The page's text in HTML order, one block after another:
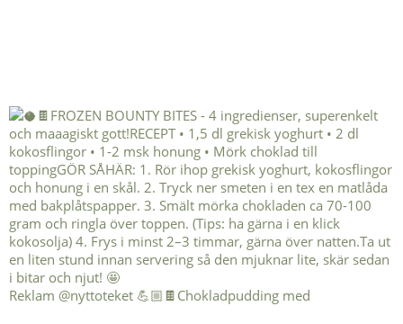
Reklam @nyttoteket 💪🏼🍫Chokladpudding med